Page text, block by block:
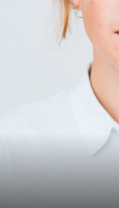
KONTAKT
THEATER & SCHULE
PODCAST